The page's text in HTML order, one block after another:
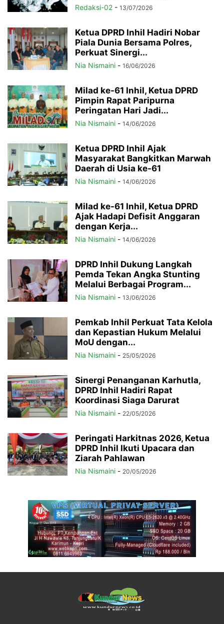
Redaksi-02 - 13/07/2026
Ketua DPRD Inhil Hadiri Nobar
Piala Dunia Bersama Polres,
Perkuat Sinergi...
Nia Nismaini - 16/06/2026
Milad ke-61 Inhil, Ketua DPRD
Pimpin Rapat Paripurna
Peringatan Hari Jadi...
Nia Nismaini - 14/06/2026
Ketua DPRD Inhil Ajak
Masyarakat Bangkitkan Marwah
Daerah di Usia ke-61
Nia Nismaini - 14/06/2026
Milad ke-61 Inhil, Ketua DPRD
Ajak Hadapi Defisit Anggaran
dengan Kerja...
Nia Nismaini - 14/06/2026
DPRD Inhil Dukung Langkah
Pemda Tekan Angka Stunting
Melalui Berbagai Program...
Nia Nismaini - 13/06/2026
Pemkab Inhil Perkuat Tata Kelola
dan Kepastian Hukum Melalui
MoU dengan...
Nia Nismaini - 25/05/2026
Sinergi Penanganan Karhutla,
DPRD Inhil Hadiri Rapat
Koordinasi Siaga Darurat
Nia Nismaini - 22/05/2026
Peringati Harkitnas 2026, Ketua
DPRD Inhil Ikuti Upacara dan
Ziarah Pahlawan
Nia Nismaini - 20/05/2026